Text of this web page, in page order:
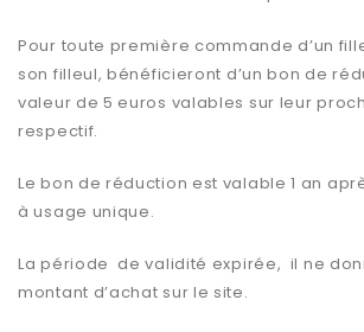
Pour toute première commande d’un
son filleul, bénéficieront d’un bon de
valeur de 5 euros valables sur leur
respectif.
Le bon de réduction est valable 1 an
à usage unique.
La période de validité expirée, il ne
montant d’achat sur le site.